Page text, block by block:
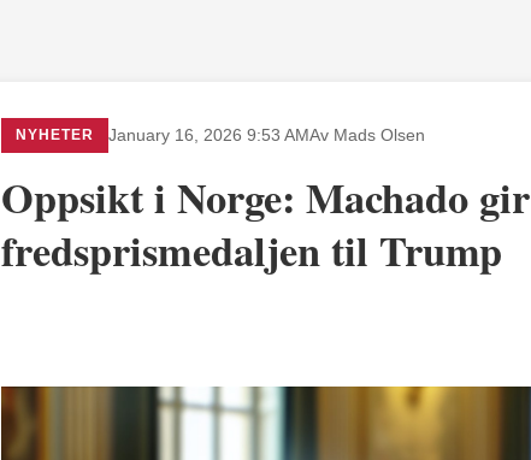
NYHETER January 16, 2026 9:53 AMAv Mads Olsen
Oppsikt i Norge: Machado gir
fredsprismedaljen til Trump